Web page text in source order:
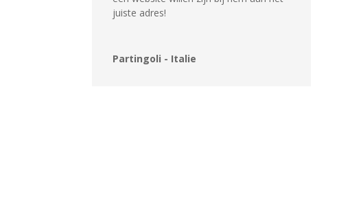
juiste adres!
Partingoli - Italie